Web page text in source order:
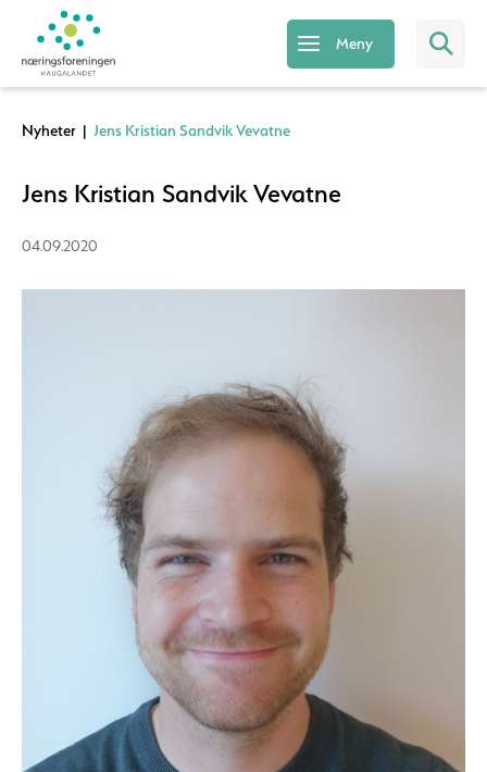
Meny
Nyheter | Jens Kristian Sandvik Vevatne
Jens Kristian Sandvik Vevatne
04.09.2020